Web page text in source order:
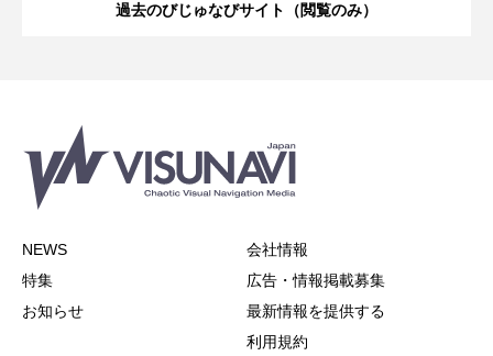
過去のびじゅなびサイト（閲覧のみ）
NEWS
特集
お知らせ
会社情報
広告・情報掲載募集
最新情報を提供する
利用規約